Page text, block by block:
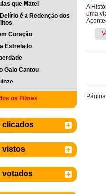
que Matei
é a Redenção dos
Coração
Estrelado
Galo Cantou
os Filmes
clicados
vistos
votados
A
uma